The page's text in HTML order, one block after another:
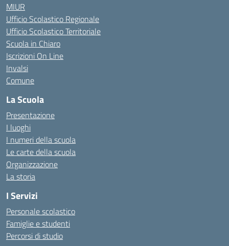
MIUR
Ufficio Scolastico Regionale
Ufficio Scolastico Territoriale
Scuola in Chiaro
Iscrizioni On Line
Invalsi
Comune
La Scuola
Presentazione
I luoghi
I numeri della scuola
Le carte della scuola
Organizzazione
La storia
I Servizi
Personale scolastico
Famiglie e studenti
Percorsi di studio